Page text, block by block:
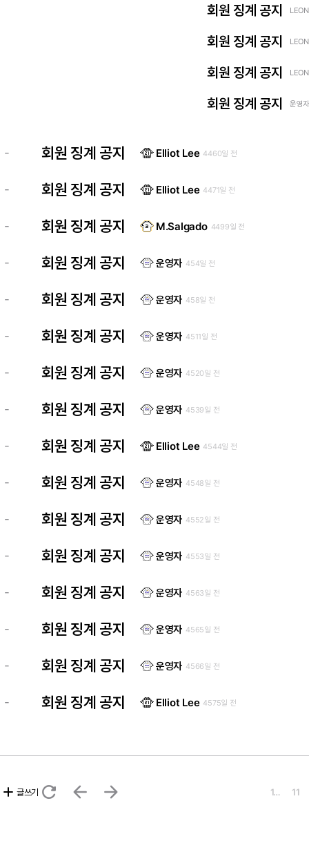
회원 징계 공지
회원 징계 공지
회원 징계 공지
회원 징계 공지 운영
- 회원 징계 공지 Elliot Lee 4460일 전
- 회원 징계 공지 Elliot Lee 4471일 전
- 회원 징계 공지 M.Salgado 4499일 전
- 회원 징계 공지 운영자 454일 전
- 회원 징계 공지 운영자 458일 전
- 회원 징계 공지 운영자 4511일 전
- 회원 징계 공지 운영자 4520일 전
- 회원 징계 공지 운영자 4539일 전
- 회원 징계 공지 Elliot Lee 4544일 전
- 회원 징계 공지 운영자 4548일 전
- 회원 징계 공지 운영자 4552일 전
- 회원 징계 공지 운영자 4553일 전
- 회원 징계 공지 운영자 4563일 전
- 회원 징계 공지 운영자 4565일 전
- 회원 징계 공지 운영자 4566일 전
- 회원 징계 공지 Elliot Lee 4575일 전
add 글쓰기 refresh arrow_back arrow_forward 1… 11